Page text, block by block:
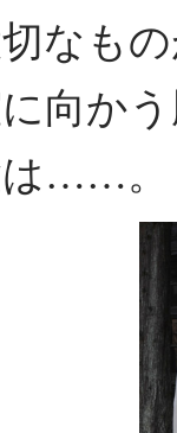
なも
向か
……。